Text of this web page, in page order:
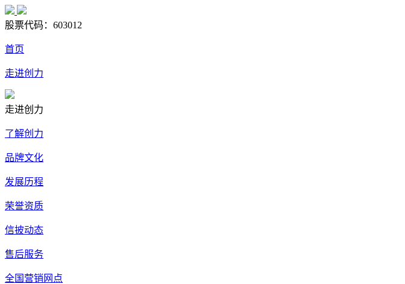
股票代码： 603012
首页
走进创力
走进创力
了解创力
品牌文化
发展历程
荣誉资质
信披动态
售后服务
全国营销网点